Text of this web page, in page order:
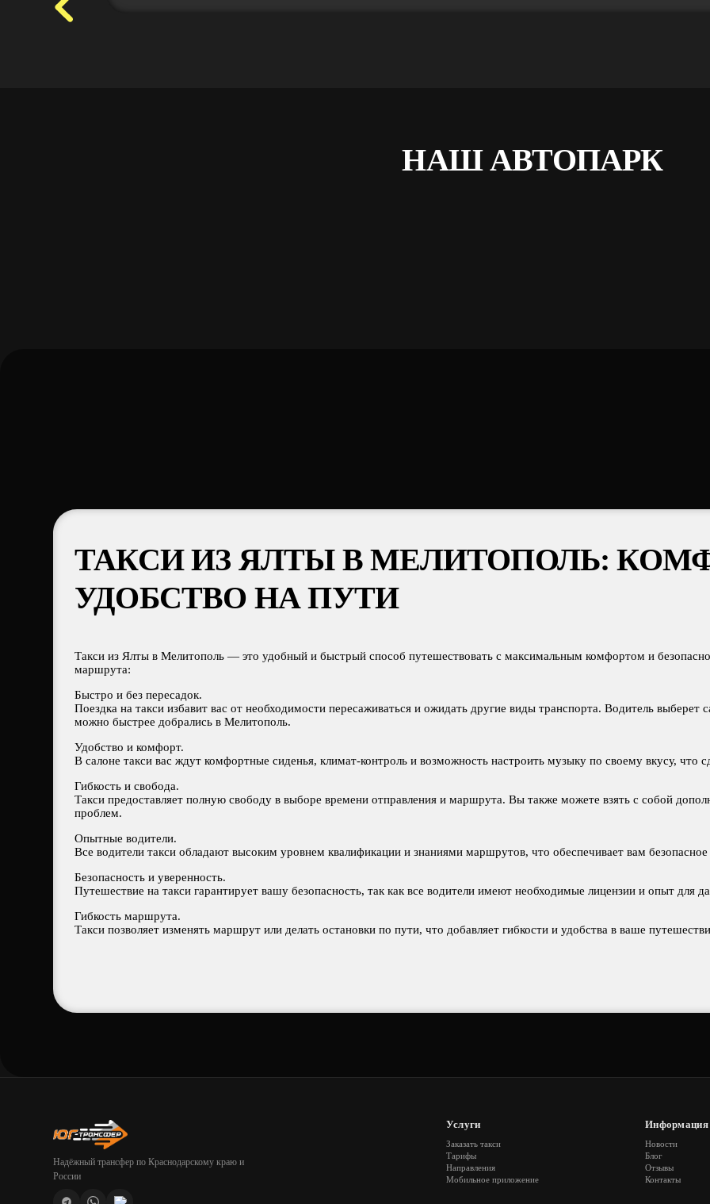
НАШ АВТОПАРК
ТАКСИ ИЗ ЯЛТЫ В МЕЛИТОПОЛЬ:
УДОБСТВО НА ПУТИ
Такси из Ялты в Мелитополь — это удобный и быстрый способ путешествовать с максимальным комфортом и
маршрута:
Быстро и без пересадок.
Поездка на такси избавит вас от необходимости пересаживаться и ожидать другие виды транспорта. Водитель
можно быстрее добрались в Мелитополь.
Удобство и комфорт.
В салоне такси вас ждут комфортные сиденья, климат-контроль и возможность настроить музыку по своему вкусу,
Гибкость и свобода.
Такси предоставляет полную свободу в выборе времени отправления и маршрута. Вы также можете взять с собой
проблем.
Опытные водители.
Все водители такси обладают высоким уровнем квалификации и знаниями маршрутов, что обеспечивает вам
Безопасность и уверенность.
Путешествие на такси гарантирует вашу безопасность, так как все водители имеют необходимые лицензии и опыт для
Гибкость маршрута.
Такси позволяет изменять маршрут или делать остановки по пути, что добавляет гибкости и удобства в ваше
Надёжный трансфер по Краснодарскому краю и
России
Услуги
Заказать такси
Тарифы
Направления
Мобильное приложение
Информация
Новости
Блог
Отзывы
Контакты